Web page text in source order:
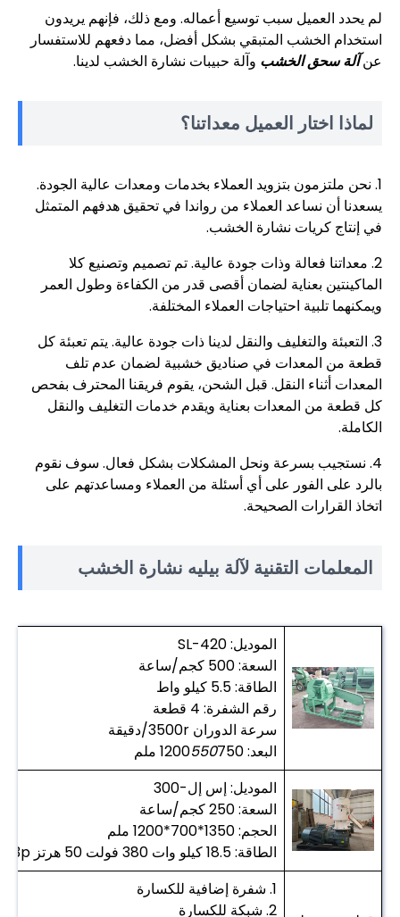
لم يحدد العميل سبب توسيع أعماله. ومع ذلك، فإنهم يريدون
استخدام الخشب المتبقي بشكل أفضل، مما دفعهم للاستفسار
عنآلة سحق الخشب وآلة حبيبات نشارة الخشب لدينا.
لماذا اختار العميل معداتنا؟
1. نحن ملتزمون بتزويد العملاء بخدمات ومعدات عالية الجودة.
يسعدنا أن نساعد العملاء من رواندا في تحقيق هدفهم المتمثل
في إنتاج كريات نشارة الخشب.
2. معداتنا فعالة وذات جودة عالية. تم تصميم وتصنيع كلا
الماكينتين بعناية لضمان أقصى قدر من الكفاءة وطول العمر
ويمكنهما تلبية احتياجات العملاء المختلفة.
3. التعبئة والتغليف والنقل لدينا ذات جودة عالية. يتم تعبئة كل
قطعة من المعدات في صناديق خشبية لضمان عدم تلف
المعدات أثناء النقل. قبل الشحن، يقوم فريقنا المحترف بفحص
كل قطعة من المعدات بعناية ويقدم خدمات التغليف والنقل
الكاملة.
4. نستجيب بسرعة ونحل المشكلات بشكل فعال. سوف نقوم
بالرد على الفور على أي أسئلة من العملاء ومساعدتهم على
اتخاذ القرارات الصحيحة.
المعلمات التقنية لآلة بيليه نشارة الخشب
الموديل: SL-420
السعة: 500 كجم/ساعة
الطاقة: 5.5 كيلو واط
رقم الشفرة: 4 قطعة
سرعة الدوران 3500r/دقيقة
البعد: 1200
550750 ملم
الموديل: إس إل-300
السعة: 250 كجم/ساعة
الحجم: 1350*700*1200 ملم
الطاقة: 18.5 كيلو وات 380 فولت 50 هرتز 3p
1. شفرة إضافية للكسارة
2. شبكة للكسارة